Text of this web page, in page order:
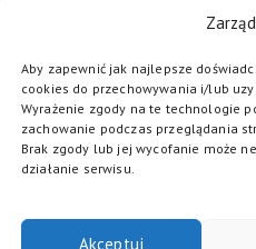
Aby zapewnić jak najlepsze
cookies do przechowywania i/lub
Wyrażenie zgody na te technologie
zachowanie podczas przeglądania
Brak zgody lub jej wycofanie może
działanie serwisu.
Akceptuj
DOŁĄCZ DO NAS